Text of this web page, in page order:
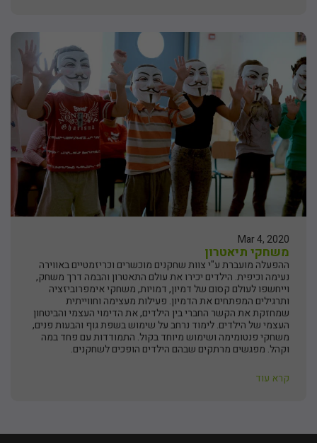
Mar 4, 2020
משחקי תיאטרון
ההפעלה מועברת ע"י צוות שחקנים מוכשרים וכריזמטיים באווירה
נעימה וכיפית. הילדים יכירו את עולם התאטרון והבמה דרך משחק,
וייחשפו לעולם קסום של דמיון, דמויות, משחקי אימפרוביזציה
ותרגילים המפתחים את הדמיון. פעילות מעצימה וחווייתית
שמחזקת את הקשר החברי בין הילדים, את הדימוי העצמי והביטחון
העצמי של הילדים. לימוד נרחב על שימוש בשפת גוף והבעות פנים,
משחקי פנטומימה ושימוש מיוחד בקול. התמודדות עם פחד במה
וקהל. מפגשים מרתקים שבהם הילדים הופכים לשחקנים.
קרא עוד